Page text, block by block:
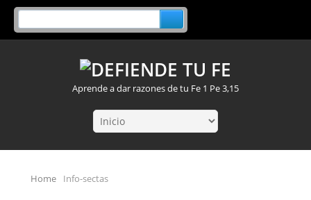
Aprende a dar razones de tu Fe 1 Pe 3,15
Home Info-sectas